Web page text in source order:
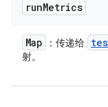
runMetrics
Map ：传递给
射。